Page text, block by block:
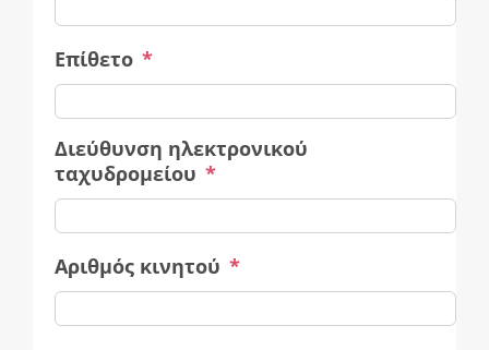
Επίθετο *
Διεύθυνση ηλεκτρονικού
ταχυδρομείου *
Αριθμός κινητού *